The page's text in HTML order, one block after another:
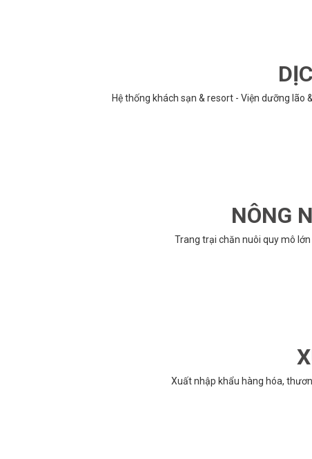
Hệ thống khách sạn & resort - Viện dưỡng
NÔNG
Trang trại chăn nuôi quy mô
Xuất nhập khẩu hàng hóa,